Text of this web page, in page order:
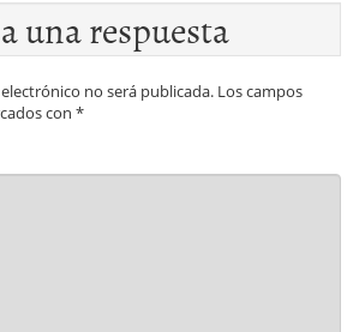
una respuesta
no será publicada. Los campos
con *